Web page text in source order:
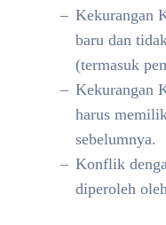
Kekurangan
baru dan
(termasuk
Kekurangan
harus
sebelumnya.
Konflik
diperoleh